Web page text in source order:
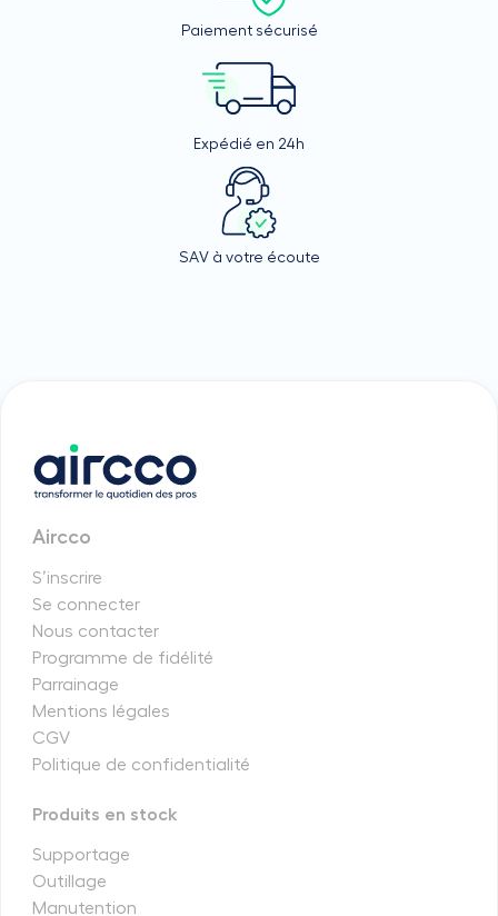
Paiement sécurisé
Expédié en 24h
SAV à votre écoute
Aircco
S’inscrire
Se connecter
Nous contacter
Programme de fidélité
Parrainage
Mentions légales
CGV
Politique de confidentialité
Produits en stock
Supportage
Outillage
Manutention